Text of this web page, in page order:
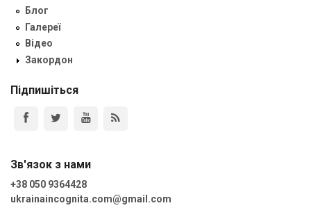
Блог
Галереї
Відео
Закордон
Підпишіться
Зв'язок з нами
+38 050 9364428
ukrainaincognita.com@gmail.com